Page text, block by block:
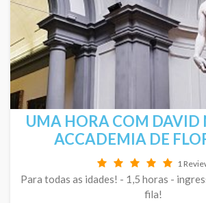
UMA HORA COM DAVID
ACCADEMIA DE
1
Para todas as idades! - 1,5 horas -
fila!